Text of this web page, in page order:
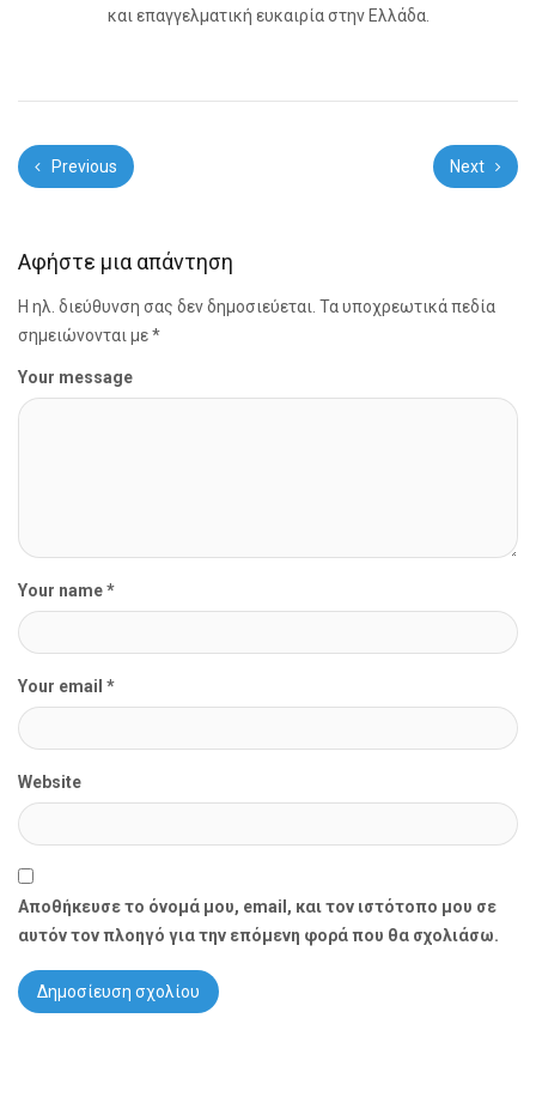
και επαγγελματική ευκαιρία στην Ελλάδα.
Previous Next
Αφήστε μια απάντηση
Η ηλ. διεύθυνση σας δεν δημοσιεύεται. Τα υποχρεωτικά πεδία
σημειώνονται με*
Your message
Your name *
Your email *
Website
Αποθήκευσε το όνομά μου, email, και τον ιστότοπο μου σε
αυτόν τον πλοηγό για την επόμενη φορά που θα σχολιάσω.